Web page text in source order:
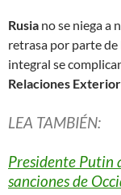
Rusia no se niega a
retrasa por parte de
integral se
Relaciones
LEA TAMBIÉN:
Presidente Putin
sanciones de